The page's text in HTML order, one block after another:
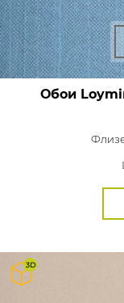
Обои